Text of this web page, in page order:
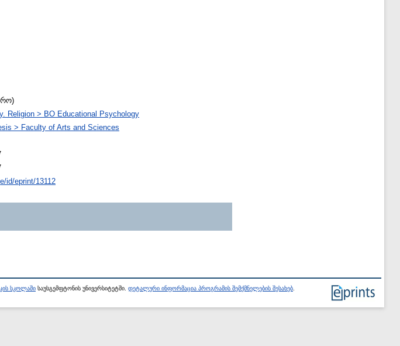
Religion > BO Educational Psychology
> Faculty of Arts and Sciences
id/eprint/13112
სკოლაში საუსგემფტონის უნივერსიტეტში. დეტალური ინფორმაცია პროგრამის შემქმნელების შესახებ.